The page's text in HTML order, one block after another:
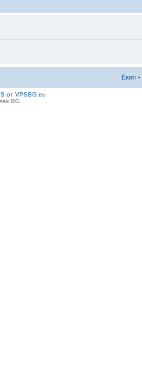
Екип •
от VPSBG.eu